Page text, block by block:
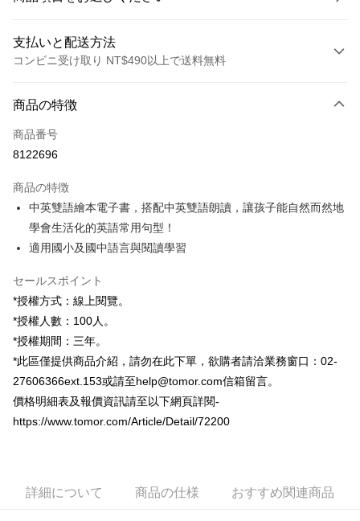
支払いと配送方法
コンビニ受け取り NT$490以上で送料無料
クレジットカード1回払い
クレジットカード分割払い
合作金庫商業銀行
華南商業銀行
彰化商業銀行
上海商業儲蓄銀行
国泰世華商業銀行
HSBC(台湾)商業銀行
聯邦商業銀行
玉山商業銀行
台新國際商業銀行
台湾楽天クレジットカード会社
6回払い、金利0、毎回
華南商業銀行
上海商業儲蓄銀行
台湾中小企業銀行
HSBC(台湾)商業銀行
聯邦商業銀行
元大商業銀行
台新國際商業銀行
中国信託商業銀行
台湾楽天クレジットカード会社
12回払い、金利0、毎回NT$250 21行の銀行
合作金庫商業銀行
上海商業儲蓄銀行
台湾中小企業銀行
HSBC(台湾)商業銀行
聯邦商業銀行
元大商業銀行
永豐商業銀行
玉山商業銀行
星展(台湾)商業銀行
台湾楽天クレジットカード会社
華南商業銀行
上海商業儲蓄銀行
兆豐國際商業銀行
華泰商業銀行
遠東国際商業銀行
元大商業銀行
永豐商業銀行
玉山商業銀行
星展(台湾)商業銀行
台新國際商業銀行
中国信託商業銀行
台湾楽天クレジットカード会社
LINE Pay
Apple Pay
JKOPAY
Easy Wallet
Google Pay
商品の特徴
商品番号
8122696
商品の特徴
中英雙語繪本電子書，搭配中英雙語朗讀，讓孩子能自然而然地
學會生活化的英語常用句型！
適用國小及國中語言與閱讀學習
セールスポイント
*授權方式：線上閱覽。
*授權人數：100人。
*授權期間：三年。
*此區僅提供商品介紹，請勿在此下單，欲購者請洽業務窗口：02-
27606366ext.153或請至help@tomor.com信箱留言。
價格明細表及報價資訊請至以下網頁詳閱-
https://www.tomor.com/Article/Detail/72200
詳細について 商品の仕様 おすすめ関連商品